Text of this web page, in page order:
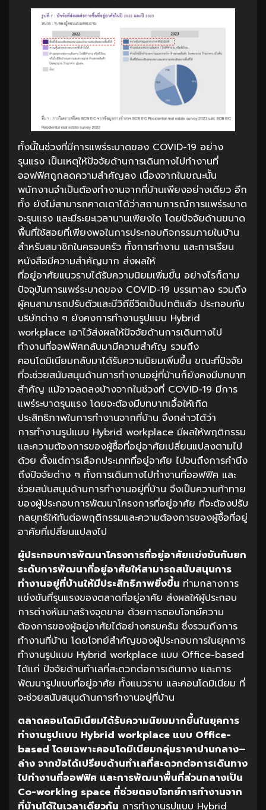
ทั้งนี้ในช่วงที่มีการแพร่ระบาดของ COVID-19 อย่าง
รุนแรง เป็นเหตุให้ปัจจัยด้านการเดินทางไปทำงานที่
ออฟฟิศถูกลดความสำคัญลง เนื่องจากในขณะนั้น
พนักงานจำเป็นต้องทำงานจากที่บ้านเพียงอย่างเดียว อีก
ทั้ง ยังไม่สามารถคาดเดาได้ว่าสถานการณ์การแพร่ระบาด
จะรุนแรง และมีระยะเวลานานเพียงใด โดยปัจจัยด้านขนาด
พื้นที่ใช้สอยที่เพียงพอในการประกอบกิจกรรมภายในบ้าน
สำหรับสมาชิกในครอบครัว ทั้งการทำงาน และการเรียน
หนังสือมีความสำคัญมาก ส่งผลให้
ที่อยู่อาศัยแนวราบได้รับความนิยมเพิ่มขึ้น อย่างไรก็ตาม
ปัจจุบันการแพร่ระบาดของ COVID-19 บรรเทาลง รวมถึง
ผู้คนสามารถปรับตัวและมีวิถีชีวิตเป็นปกติแล้ว ประกอบกับ
บริษัทต่าง ๆ ยังคงการทำงานรูปแบบ Hybrid
workplace เอาไว้ส่งผลให้ปัจจัยด้านการเดินทางไป
ทำงานที่ออฟฟิศกลับมามีความสำคัญ รวมถึง
คอนโดมิเนียมกลับมาได้รับความนิยมเพิ่มขึ้น ขณะที่ปัจจัย
ที่จะช่วยสนับสนุนด้านการทำงานอยู่ที่บ้านก็ยังคงมีบทบาท
สำคัญ แม้อาจลดลงบ้างจากในช่วงที่ COVID-19 มีการ
แพร่ระบาดรุนแรง โดยจะต้องมีบทบาทเอื้อให้เกิด
ประสิทธิภาพในการทำงานจากที่บ้าน จึงกล่าวได้ว่า
การทำงานรูปแบบ Hybrid workplace มีผลให้พฤติกรรม
และความต้องการของผู้ซื้อที่อยู่อาศัยเปลี่ยนแปลงตามไป
ด้วย ตั้งแต่การเลือกประเภทที่อยู่อาศัย ไปจนถึงการคำนึง
ถึงปัจจัยต่าง ๆ ทั้งการเดินทางไปทำงานที่ออฟฟิศ และ
ช่วยสนับสนุนด้านการทำงานอยู่ที่บ้าน จึงเป็นความท้าทาย
ของผู้ประกอบการพัฒนาโครงการที่อยู่อาศัย ที่จะต้องปรับ
กลยุทธ์ให้ทันต่อพฤติกรรมและความต้องการของผู้ซื้อที่อยู่
อาศัยที่เปลี่ยนแปลงไป
ผู้ประกอบการพัฒนาโครงการที่อยู่อาศัยแข่งขันกันยก
ระดับการพัฒนาที่อยู่อาศัยให้สามารถสนับสนุนการ
ทำงานอยู่ที่บ้านให้มีประสิทธิภาพยิ่งขึ้น ท่ามกลางการ
แข่งขันที่รุนแรงของตลาดที่อยู่อาศัย ส่งผลให้ผู้ประกอบ
การต่างหันมาสร้างจุดขาย ด้วยการตอบโจทย์ความ
ต้องการของผู้อยู่อาศัยได้อย่างครบครัน ซึ่งรวมถึงการ
ทำงานที่บ้าน โดยโจทย์สำคัญของผู้ประกอบการในยุคการ
ทำงานรูปแบบ Hybrid workplace แบบ Office-based
ได้แก่ ปัจจัยด้านทำเลที่สะดวกต่อการเดินทาง และการ
พัฒนารูปแบบที่อยู่อาศัย ทั้งแนวราบ และคอนโดมิเนียม ที่
จะช่วยสนับสนุนด้านการทำงานอยู่ที่บ้าน
ตลาดคอนโดมิเนียมได้รับความนิยมมากขึ้นในยุคการ
ทำงานรูปแบบ Hybrid workplace แบบ Office-
based โดยเฉพาะคอนโดมิเนียมกลุ่มราคาปานกลาง–
ล่าง จากข้อได้เปรียบด้านทำเลที่สะดวกต่อการเดินทาง
ไปทำงานที่ออฟฟิศ และการพัฒนาพื้นที่ส่วนกลางเป็น
Co-working space ที่ช่วยตอบโจทย์การทำงานจาก
ที่บ้านได้ในเวลาเดียวกัน การทำงานรูปแบบ Hybrid